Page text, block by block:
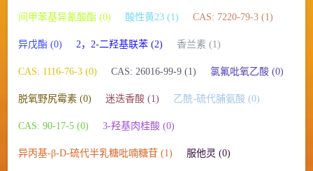
间甲苯基异氰酸酯 (0) 酸性黄23 (1) CAS: 7220-79-3 (1)
异戊酯 (0) 2，2-二羟基联苯 (2) 香兰素 (1)
CAS: 1116-76-3 (0) CAS: 26016-99-9 (1) 氯氟吡氧乙酸 (0)
脱氧野尻霉素 (0) 迷迭香酸 (1) 乙酰-硫代脯氨酸 (0)
CAS: 90-17-5 (0) 3-羟基肉桂酸 (0)
异丙基-β-D-硫代半乳糖吡喃糖苷 (1) 服他灵 (0)